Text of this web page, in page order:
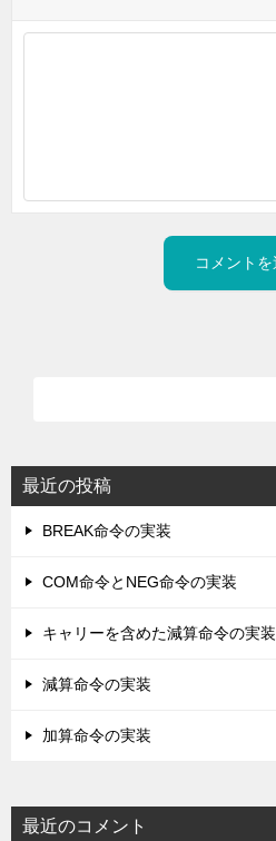
最近の投稿
BREAK命令の実装
COM命令とNEG命令の実装
キャリーを含めた減算命令の実装
減算命令の実装
加算命令の実装
最近のコメント